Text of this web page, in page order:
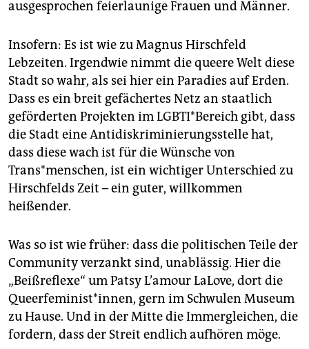
ausgesprochen feier­launige Frauen und Männer.
Insofern: Es ist wie zu Magnus Hirschfeld
Lebzeiten. Irgendwie nimmt die queere Welt diese
Stadt so wahr, als sei hier ein Paradies auf Erden.
Dass es ein breit gefächertes Netz an staatlich
geförderten Projekten im LGBTI*Bereich gibt, dass
die Stadt eine Antidiskriminierungsstelle hat,
dass diese wach ist für die Wünsche von
Trans*menschen, ist ein wichtiger Unterschied zu
Hirschfelds Zeit – ein guter, willkommen
heißender.
Was so ist wie früher: dass die politischen Teile der
Community verzankt sind, unablässig. Hier die
„Beißreflexe“ um Patsy L’amour LaLove, dort die
Queerfeminist*innen, gern im Schwulen Museum
zu Hause. Und in der Mitte die Immergleichen, die
fordern, dass der Streit endlich aufhören möge.